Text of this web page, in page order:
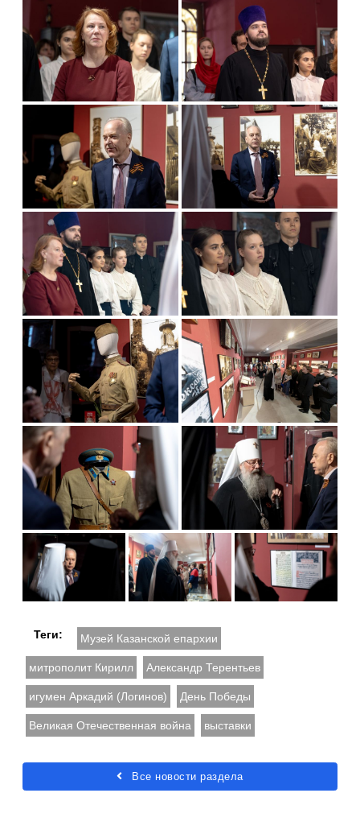
Теги: Музей Казанской епархии
митрополит Кирилл Александр Терентьев
игумен Аркадий (Логинов) День Победы
Великая Отечественная война выставки
Все новости раздела